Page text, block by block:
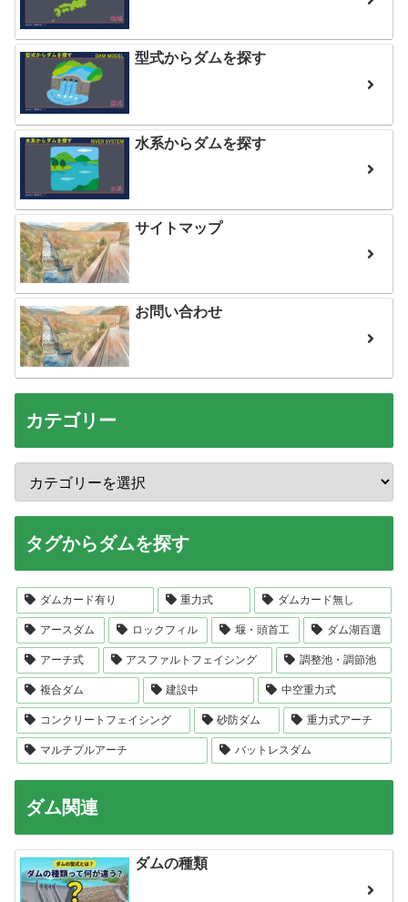
型式からダムを探す
水系からダムを探す
サイトマップ
お問い合わせ
カテゴリー
タグからダムを探す
ダムカード有り 重力式 ダムカード無し
アースダム ロックフィル 堰・頭首工 ダム湖百選
アーチ式 アスファルトフェイシング 調整池・調節池
複合ダム 建設中 中空重力式
コンクリートフェイシング 砂防ダム 重力式アーチ
マルチプルアーチ バットレスダム
ダム関連
ダムの種類